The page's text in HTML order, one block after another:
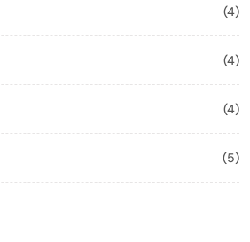
(4)
(4)
(4)
(5)